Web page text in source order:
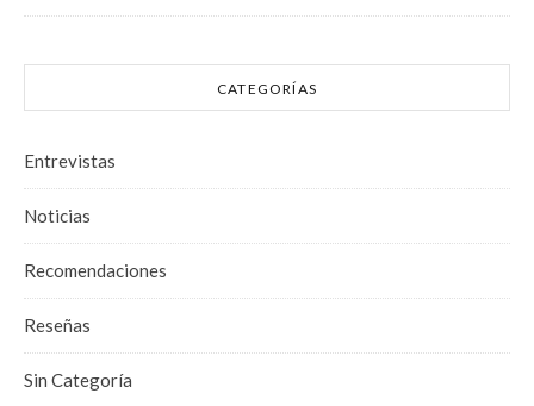
CATEGORÍAS
Entrevistas
Noticias
Recomendaciones
Reseñas
Sin Categoría